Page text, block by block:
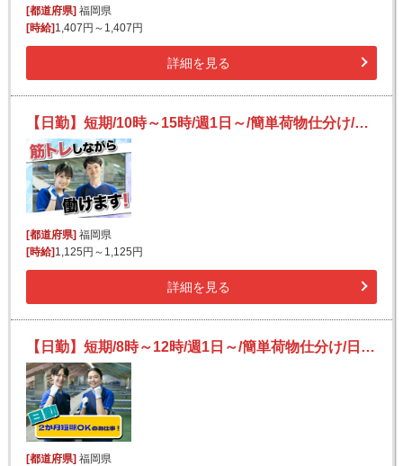
[都道府県] 福岡県
[時給] 1,407円～1,407円
詳細を見る
【日勤】短期/10時～15時/週1日～/簡単荷物仕分け/日払い可(規定有)/副業歓迎【2か月間のみ】
[都道府県]福岡県
[時給]1,125円～1,125円
詳細を見る
【日勤】短期/8時～12時/週1日～/簡単荷物仕分け/日払い可(規定有)/副業歓迎【2か月間のみ】
[都道府県]福岡県